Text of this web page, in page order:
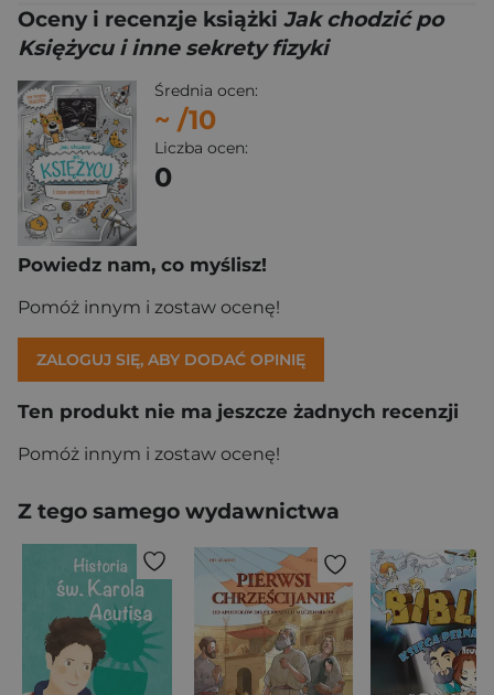
Oceny i recenzje książki Jak chodzić po
Księżycu i inne sekrety fizyki
Średnia ocen:
~ /10
Liczba ocen:
0
Powiedz nam, co myślisz!
Pomóż innym i zostaw ocenę!
ZALOGUJ SIĘ, ABY DODAĆ OPINIĘ
Ten produkt nie ma jeszcze żadnych recenzji
Pomóż innym i zostaw ocenę!
Z tego samego wydawnictwa